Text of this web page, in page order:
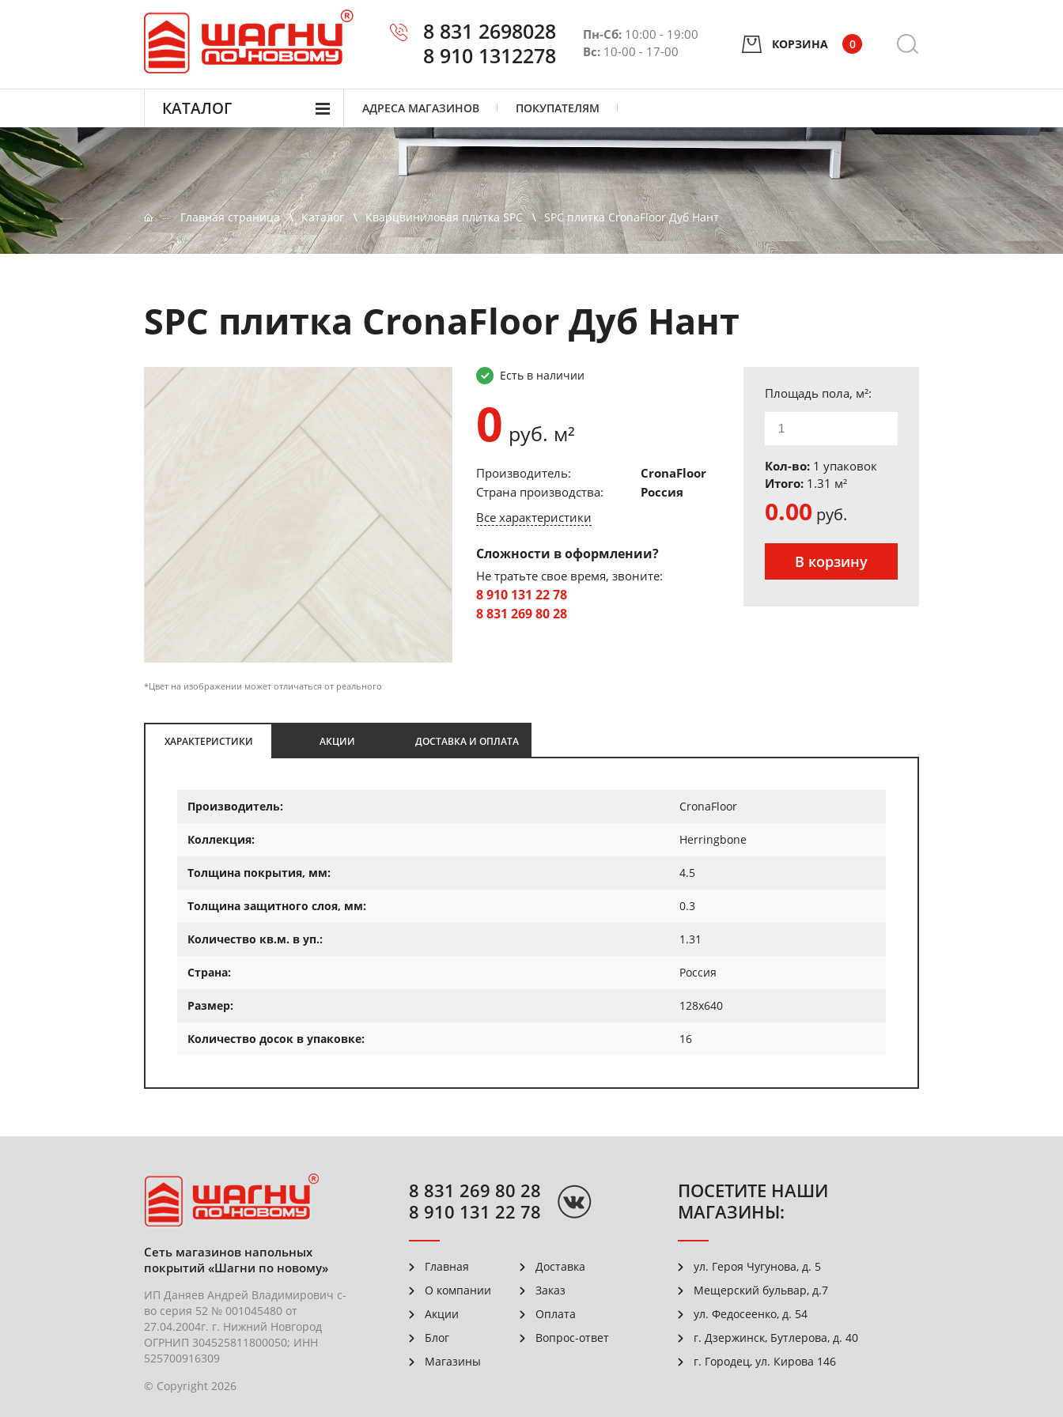
8 831 2698028
8 910 1312278
Пн-Сб: 10:00 - 19:00
Вс: 10-00 - 17-00 КОРЗИНА 0
КАТАЛОГ АДРЕСА МАГАЗИНОВ ПОКУПАТЕЛЯМ
Главная страница Каталог Кварцвиниловая плитка SPC SPC плитка CronaFloor Дуб Нант
SPC плитка CronaFloor Дуб Нант
*Цвет на изображении может отличаться от реального
Есть в наличии
0 руб. м²
Производитель:
CronaFloor
Страна производства:
Россия
Все характеристики
Сложности в оформлении?
Не тратьте свое время, звоните:
8 910 131 22 78
8 831 269 80 28
Площадь пола, м²:
Кол-во: 1 упаковок
Итого: 1.31 м²
0.00 руб.
В корзину
ХАРАКТЕРИСТИКИ АКЦИИ ДОСТАВКА И ОПЛАТА
Производитель: CronaFloor
Коллекция: Herringbone
Толщина покрытия, мм: 4.5
Толщина защитного слоя, мм: 0.3
Количество кв.м. в уп.: 1.31
Страна: Россия
Размер: 128х640
Количество досок в упаковке: 16
Сеть магазинов напольных
покрытий «Шагни по новому»
ИП Даняев Андрей Владимирович с-
во серия 52 № 001045480 от
27.04.2004г. г. Нижний Новгород
ОГРНИП 304525811800050; ИНН
525700916309
© Copyright 2026
8 831 269 80 28
8 910 131 22 78
Главная
О компании
Акции
Блог
Магазины
Доставка
Заказ
Оплата
Вопрос-ответ
ПОСЕТИТЕ НАШИ
МАГАЗИНЫ:
ул. Героя Чугунова, д. 5
Мещерский бульвар, д.7
ул. Федосеенко, д. 54
г. Дзержинск, Бутлерова, д. 40
г. Городец, ул. Кирова 146